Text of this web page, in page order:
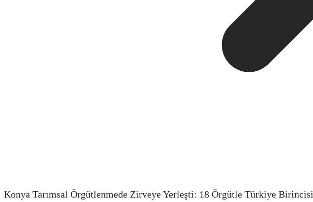
Konya Tarımsal Örgütlenmede Zirveye Yerleşti: 18 Örgütle Türkiye Birincisi